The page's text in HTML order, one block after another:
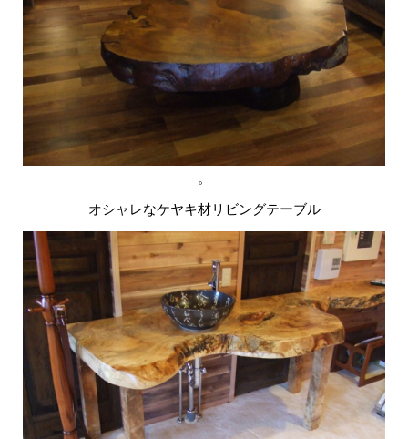
。
オシャレなケヤキ材リビングテーブル